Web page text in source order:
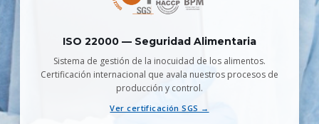
ISO 22000 — Seguridad Alimentaria
Sistema de gestión de la inocuidad de los alimentos.
Certificación internacional que avala nuestros procesos de
producción y control.
Ver certificación SGS →